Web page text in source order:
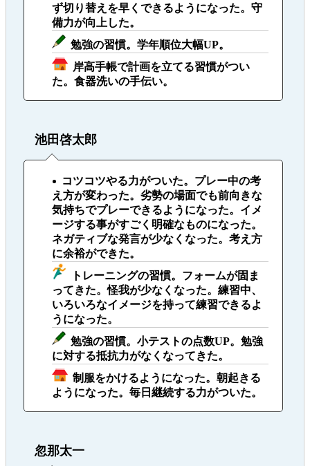
ず切り替えを早くできるようになった。守
備力が向上した。
勉強の習慣。学年順位大幅UP。
岸高手帳で計画を立てる習慣がつい
た。食器洗いの手伝い。
池田啓太郎
コツコツやる力がついた。プレー中の考
え方が変わった。劣勢の場面でも前向きな
気持ちでプレーできるようになった。イメ
ージする事がすごく明確なものになった。
ネガティブな発言が少なくなった。考え方
に余裕ができた。
トレーニングの習慣。フォームが固ま
ってきた。怪我が少なくなった。練習中、
いろいろなイメージを持って練習できるよ
うになった。
勉強の習慣。小テストの点数UP。勉強
に対する抵抗力がなくなってきた。
制服をかけるようになった。朝起きる
ようになった。毎日継続する力がついた。
忽那太一